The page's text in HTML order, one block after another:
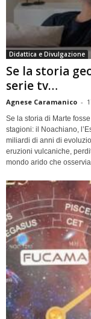
Didattica e Divulgazione
Se la storia
serie tv…
Agnese Caramanico -
Se la storia di Marte
stagioni: il Noachiano,
miliardi di anni di
eruzioni vulcaniche,
mondo arido che